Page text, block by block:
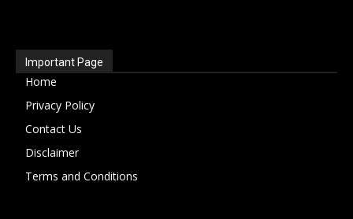
Important Page
Home
Privacy Policy
Contact Us
Disclaimer
Terms and Conditions